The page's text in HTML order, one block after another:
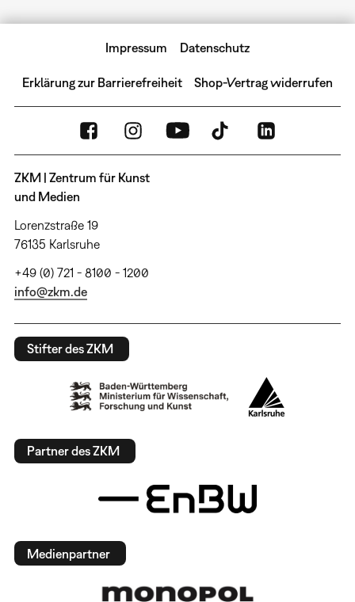
Impressum Datenschutz
Erklärung zur Barrierefreiheit Shop-Vertrag widerrufen
ZKM | Zentrum für Kunst
und Medien
Lorenzstraße 19
76135 Karlsruhe
+49 (0) 721 - 8100 - 1200
info@zkm.de
Stifter des ZKM
Partner des ZKM
Medienpartner